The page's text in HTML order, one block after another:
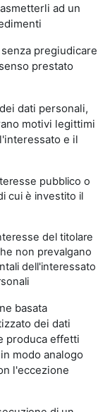
ad un
pregiudicare
prestato
dati personali,
motivi legittimi
e il
pubblico o
cui è investito il
del titolare
non prevalgano
dell'interessato
basata
dei dati
produca effetti
modo analogo
l'eccezione